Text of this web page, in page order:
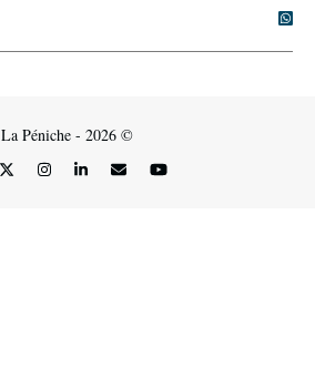
La Péniche - 2026 ©